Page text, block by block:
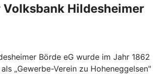
Volksbank Hildesheimer
Börde eG wurde im Jahr 1862
„Gewerbe-Verein zu Hoheneggelsen"